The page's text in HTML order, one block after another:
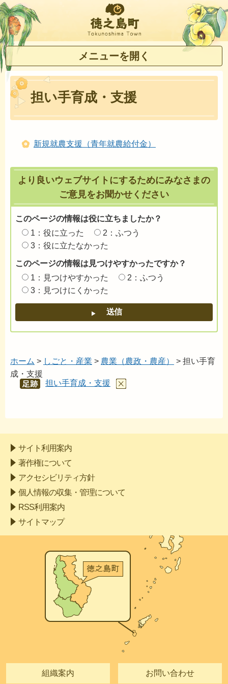
徳之島町
メニューを開く
担い手育成・支援
新規就農支援（青年就農給付金）
より良いウェブサイトにするためにみなさまの
ご意見をお聞かせください
このページの情報は役に立ちましたか？
1：役に立った
2：ふつう
3：役に立たなかった
このページの情報は見つけやすかったですか？
1：見つけやすかった
2：ふつう
3：見つけにくかった
ホーム > しごと・産業 > 農業（農政・農産）
> 担い手育
成・支援
あし
担い手育成・支援
サイト利用案内
著作権について
アクセシビリティ方針
個人情報の収集・管理について
RSS利用案内
サイトマップ
組織案内 お問い合わせ